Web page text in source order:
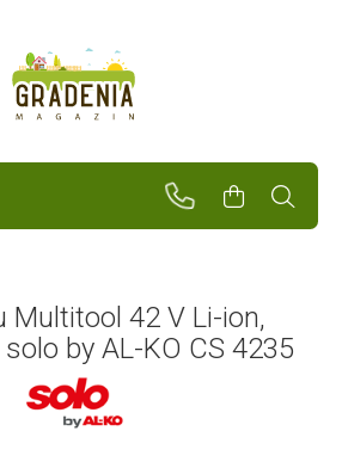
Multitool 42 V Li-ion,
by AL-KO CS 4235